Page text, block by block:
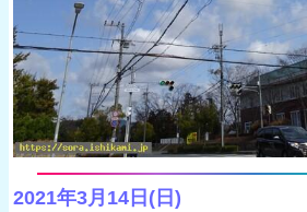
2021年3月14日(日)